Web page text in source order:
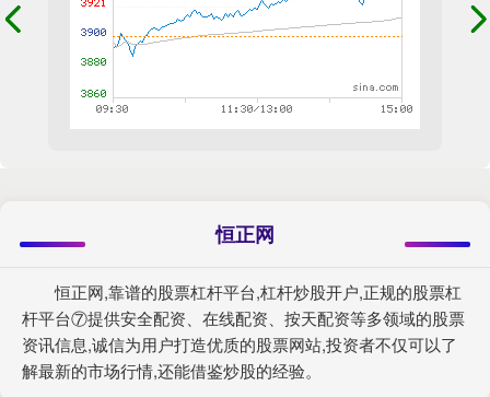
恒正网
恒正网,靠谱的股票杠杆平台,杠杆炒股开户,正规的股票杠
杆平台⑦提供安全配资、在线配资、按天配资等多领域的股票
资讯信息,诚信为用户打造优质的股票网站,投资者不仅可以了
解最新的市场行情,还能借鉴炒股的经验。